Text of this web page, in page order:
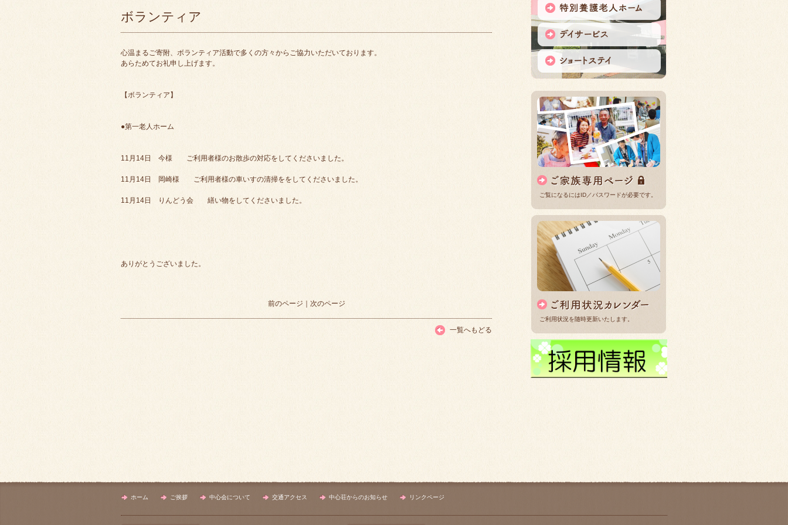
ボランティア
心温まるご寄附、ボランティア活動で多くの方々からご協力いただいております。
あらためてお礼申し上げます。
【ボランティア】
●第一老人ホーム
11月14日 今様 ご利用者様のお散歩の対応をしてくださいました。
11月14日 岡崎様 ご利用者様の車いすの清掃ををしてくださいました。
11月14日 りんどう会 繕い物をしてくださいました。
ありがとうございました。
前のページ 次のページ
一覧へもどる
ご覧になるにはID／パスワードが必要です。
ご利用状況を随時更新いたします。
ホーム ご挨拶 中心会について 交通アクセス 中心荘からのお知らせ リンクページ